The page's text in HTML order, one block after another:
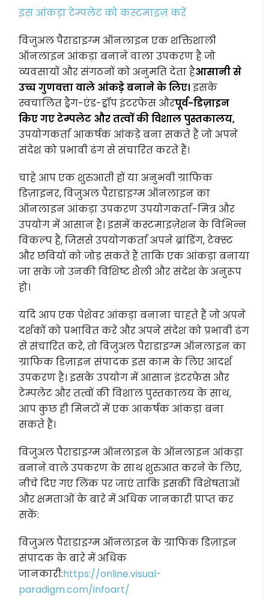
इस आंकड़ा टेम्पलेट को कस्टमाइज़ करें
विजुअल पैराडाइग्म ऑनलाइन एक शक्तिशाली
ऑनलाइन आंकड़ा बनाने वाला उपकरण है जो
व्यवसायों और संगठनों को अनुमति देता हैआसानी से
उच्च गुणवत्ता वाले आंकड़े बनाने के लिए। इसके
स्वचालित ड्रैग-एंड-ड्रॉप इंटरफेस औरपूर्व-डिज़ाइन
किए गए टेम्पलेट और तत्वों की विशाल पुस्तकालय,
उपयोगकर्ता आकर्षक आंकड़े बना सकते हैं जो अपने
संदेश को प्रभावी ढंग से संचारित करते हैं।
चाहे आप एक शुरुआती हों या अनुभवी ग्राफिक
डिज़ाइनर, विजुअल पैराडाइग्म ऑनलाइन का
ऑनलाइन आंकड़ा उपकरण उपयोगकर्ता-मित्र और
उपयोग में आसान है। इसमें कस्टमाइज़ेशन के विभिन्न
विकल्प हैं, जिससे उपयोगकर्ता अपने ब्रांडिंग, टेक्स्ट
और छवियों को जोड़ सकते हैं ताकि एक आंकड़ा बनाया
जा सके जो उनकी विशिष्ट शैली और संदेश के अनुरूप
हो।
यदि आप एक पेशेवर आंकड़ा बनाना चाहते हैं जो अपने
दर्शकों को प्रभावित करे और अपने संदेश को प्रभावी ढंग
से संचारित करे, तो विजुअल पैराडाइग्म ऑनलाइन का
ग्राफिक डिज़ाइन संपादक इस काम के लिए आदर्श
उपकरण है। इसके उपयोग में आसान इंटरफेस और
टेम्पलेट और तत्वों की विशाल पुस्तकालय के साथ,
आप कुछ ही मिनटों में एक आकर्षक आंकड़ा बना
सकते हैं।
विजुअल पैराडाइग्म ऑनलाइन के ऑनलाइन आंकड़ा
बनाने वाले उपकरण के साथ शुरुआत करने के लिए,
नीचे दिए गए लिंक पर जाएं ताकि इसकी विशेषताओं
और क्षमताओं के बारे में अधिक जानकारी प्राप्त कर
सकें:
विजुअल पैराडाइग्म ऑनलाइन के ग्राफिक डिज़ाइन
संपादक के बारे में अधिक
जानकारी:https://online.visual-
paradigm.com/infoart/